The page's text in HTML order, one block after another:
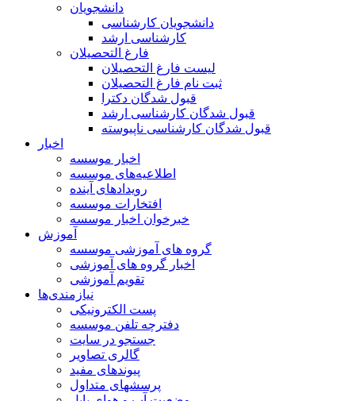
دانشجویان
دانشجویان کارشناسی
کارشناسی ارشد
فارغ التحصیلان
لیست فارغ التحصیلان
ثبت نام فارغ التحصیلان
قبول شدگان دکترا
قبول شدگان کارشناسی ارشد
قبول شدگان کارشناسی ناپیوسته
اخبار
اخبار موسسه
اطلاعیه‌های موسسه
رویدادهای آینده
افتخارات موسسه
خبرخوان اخبار موسسه
آموزش
گروه های آموزشی موسسه
اخبار گروه های آموزشی
تقویم آموزشی
نیازمندی‌ها
پست الکترونیکی
دفترچه تلفن موسسه
جستجو در سایت
گالری تصاویر
پیوندهای مفید
پرسشهای متداول